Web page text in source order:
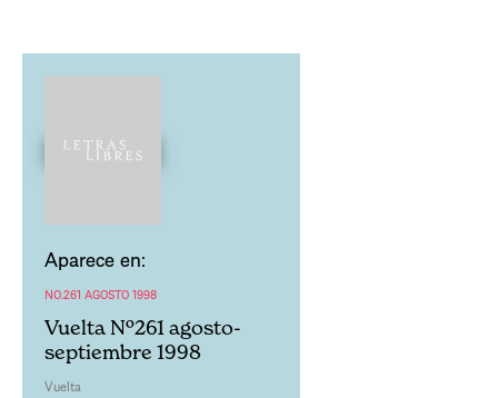
Aparece en:
NO.261 AGOSTO 1998
Vuelta Nº261 agosto-
septiembre 1998
Vuelta